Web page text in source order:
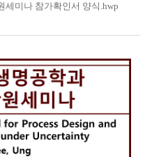
세미나 참가확인서 양식.hwp